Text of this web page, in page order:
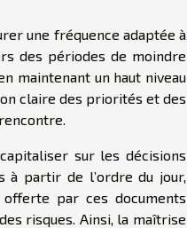
une fréquence adaptée à
des périodes de moindre
maintenant un haut niveau
claire des priorités et des
sur les décisions
partir de l’ordre du jour,
par ces documents
risques. Ainsi, la maîtrise